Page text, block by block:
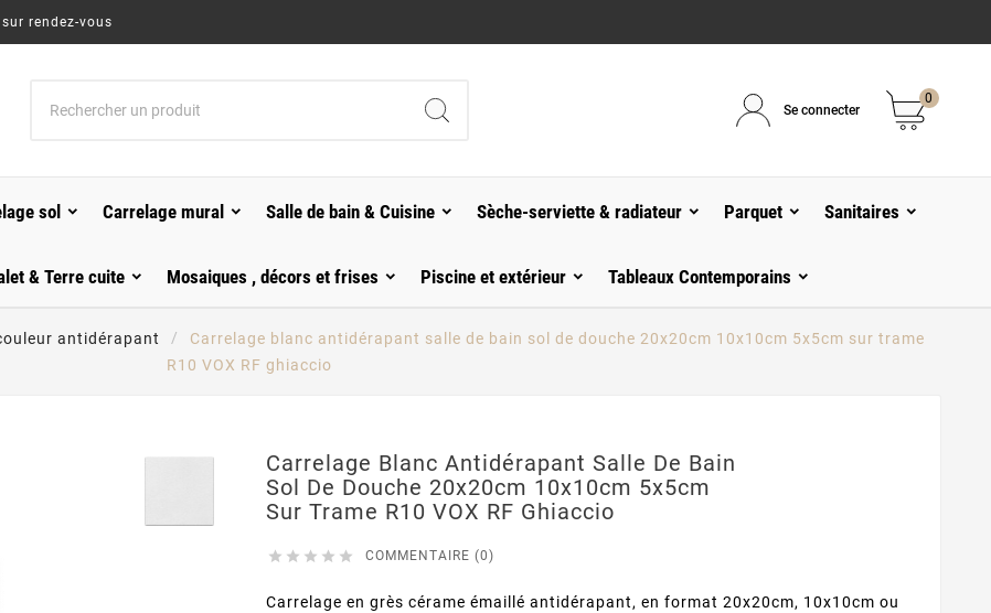
rendez-vous
Se connecter
0
sol Carrelage mural Salle de bain & Cuisine Sèche-serviette & radiateur Parquet Sanitaires
& Terre cuite Mosaiques , décors et frises Piscine et extérieur Tableaux Contemporains
antidérapant
Carrelage blanc antidérapant salle de bain sol de douche 20x20cm 10x10cm 5x5cm sur trame
R10 VOX RF ghiaccio
Carrelage Blanc Antidérapant Salle De Bain
Sol De Douche 20x20cm 10x10cm 5x5cm
Sur Trame R10 VOX RF Ghiaccio
     COMMENTAIRE (0)
Carrelage en grès cérame émaillé antidérapant, en format 20x20cm, 10x10cm ou